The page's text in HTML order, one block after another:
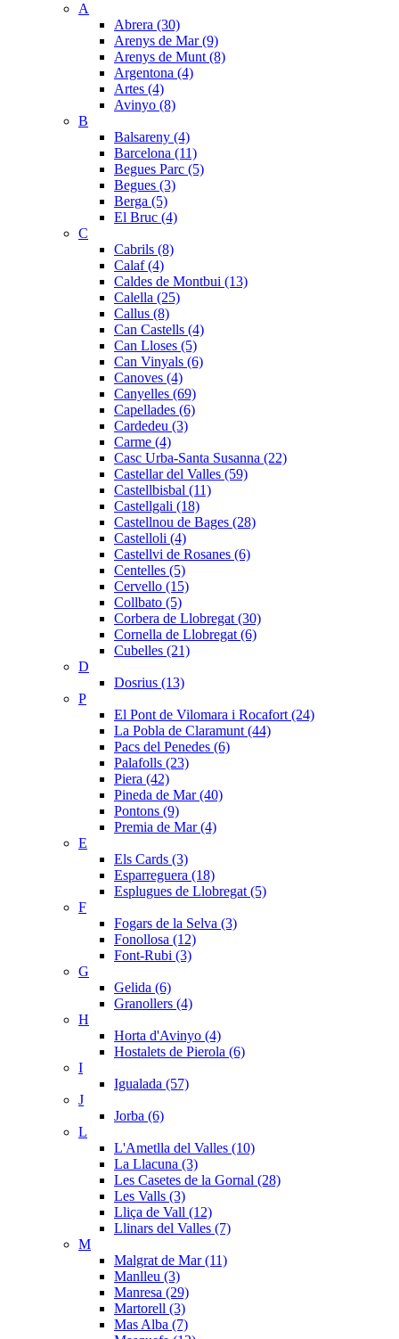
A
Abrera (30)
Arenys de Mar (9)
Arenys de Munt (8)
Argentona (4)
Artes (4)
Avinyo (8)
B
Balsareny (4)
Barcelona (11)
Begues Parc (5)
Begues (3)
Berga (5)
El Bruc (4)
C
Cabrils (8)
Calaf (4)
Caldes de Montbui (13)
Calella (25)
Callus (8)
Can Castells (4)
Can Lloses (5)
Can Vinyals (6)
Canoves (4)
Canyelles (69)
Capellades (6)
Cardedeu (3)
Carme (4)
Casc Urba-Santa Susanna (22)
Castellar del Valles (59)
Castellbisbal (11)
Castellgali (18)
Castellnou de Bages (28)
Castelloli (4)
Castellvi de Rosanes (6)
Centelles (5)
Cervello (15)
Collbato (5)
Corbera de Llobregat (30)
Cornella de Llobregat (6)
Cubelles (21)
D
Dosrius (13)
P
El Pont de Vilomara i Rocafort (24)
La Pobla de Claramunt (44)
Pacs del Penedes (6)
Palafolls (23)
Piera (42)
Pineda de Mar (40)
Pontons (9)
Premia de Mar (4)
E
Els Cards (3)
Esparreguera (18)
Esplugues de Llobregat (5)
F
Fogars de la Selva (3)
Fonollosa (12)
Font-Rubi (3)
G
Gelida (6)
Granollers (4)
H
Horta d'Avinyo (4)
Hostalets de Pierola (6)
I
Igualada (57)
J
Jorba (6)
L
L'Ametlla del Valles (10)
La Llacuna (3)
Les Casetes de la Gornal (28)
Les Valls (3)
Lliça de Vall (12)
Llinars del Valles (7)
M
Malgrat de Mar (11)
Manlleu (3)
Manresa (29)
Martorell (3)
Mas Alba (7)